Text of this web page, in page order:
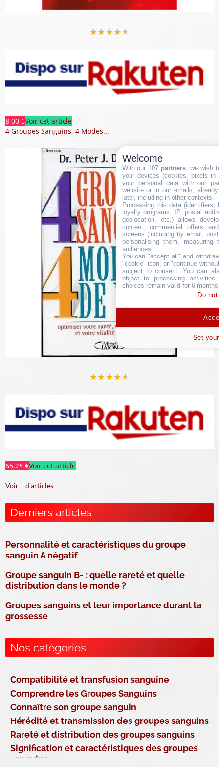
★★★★★
8,00 €Voir cet article
4 Groupes Sanguins, 4 Modes...
★★★★★
65,25 €Voir cet article
Voir + d'articles
Derniers articles
Personnalité et caractéristiques du groupe
sanguin A négatif
Groupe sanguin B- : quelle rareté et quelle
distribution dans le monde ?
Groupes sanguins et leur importance durant la
grossesse
Nos catégories
Compatibilité et transfusion sanguine
Comprendre les Groupes Sanguins
Connaître son groupe sanguin
Hérédité et transmission des groupes sanguins
Rareté et distribution des groupes sanguins
Signification et caractéristiques des groupes
sanguins
Welcome
With our 107 partners , we wish
your devices (cookies, pixels
your personal data with our
website or in our emails,
later, including in other contexts.
Processing this data (identifiers,
loyalty programs, IP, postal
geolocation, etc.) allows
content, commercial offers
screens (including by email,
personalising them, measuring
audiences.
You can "accept all" and
"cookie" icon, or "continue
subject to consent. You can
object to processing
choices remain valid for 6
Do
Set